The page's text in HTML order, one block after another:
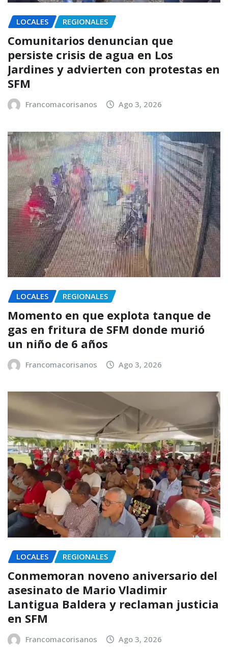
LOCALES REGIONALES
Comunitarios denuncian que
persiste crisis de agua en Los
Jardines y advierten con protestas en
SFM
Francomacorisanos Ago 3, 2026
LOCALES REGIONALES
Momento en que explota tanque de
gas en fritura de SFM donde murió
un niño de 6 años
Francomacorisanos Ago 3, 2026
LOCALES REGIONALES
Conmemoran noveno aniversario del
asesinato de Mario Vladimir
Lantigua Baldera y reclaman justicia
en SFM
Francomacorisanos Ago 3, 2026